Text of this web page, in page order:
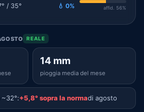
/ 35° 💧 0% affid. 56%
REALE
14 mm
pioggia media del mese
+5,8° sopra la normadi agosto